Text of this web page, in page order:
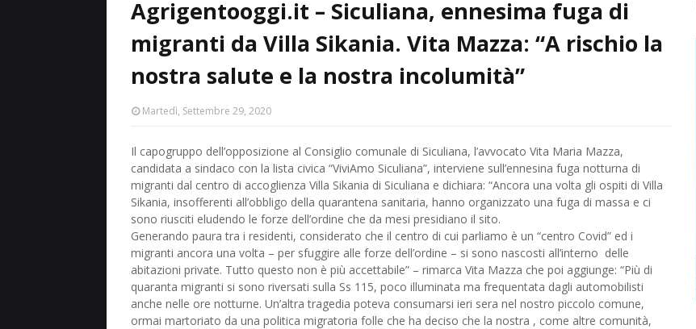
Agrigentooggi.it – Siculiana, ennesima fuga di
migranti da Villa Sikania. Vita Mazza: “A rischio la
nostra salute e la nostra incolumità”
Martedì, Settembre 29, 2020
Il capogruppo dell’opposizione al Consiglio comunale di Siculiana, l’avvocato Vita Maria Mazza,
candidata a sindaco con la lista civica “ViviAmo Siculiana”, interviene sull’ennesina fuga notturna di
migranti dal centro di accoglienza Villa Sikania di Siculiana e dichiara: “Ancora una volta gli ospiti di Villa
Sikania, insofferenti all’obbligo della quarantena sanitaria, hanno organizzato una fuga di massa e ci
sono riusciti eludendo le forze dell’ordine che da mesi presidiano il sito.
Generando paura tra i residenti, considerato che il centro di cui parliamo è un “centro Covid” ed i
migranti ancora una volta – per sfuggire alle forze dell’ordine – si sono nascosti all’interno delle
abitazioni private. Tutto questo non è più accettabile” – rimarca Vita Mazza che poi aggiunge: “Più di
quaranta migranti si sono riversati sulla Ss 115, poco illuminata ma frequentata dagli automobilisti
anche nelle ore notturne. Un’altra tragedia poteva consumarsi ieri sera nel nostro piccolo comune,
ormai martoriato da una politica migratoria folle che ha deciso che la nostra , come altre comunità,